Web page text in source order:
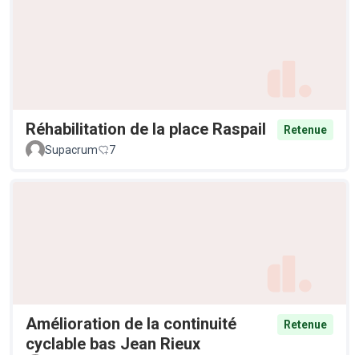
Réhabilitation de la place Raspail
Retenue
Supacrum
7
Amélioration de la continuité
cyclable bas Jean Rieux
Retenue